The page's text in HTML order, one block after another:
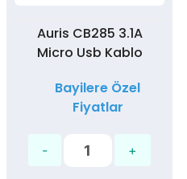
Auris CB285 3.1A
Micro Usb Kablo
Bayilere Özel
Fiyatlar